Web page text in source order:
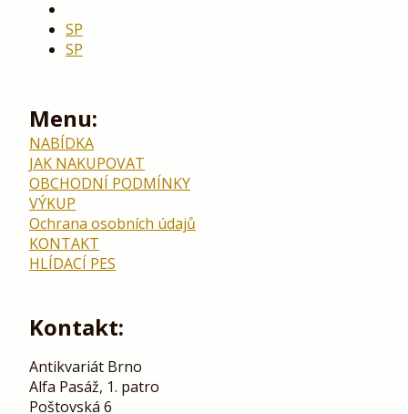
SP
SP
Menu:
NABÍDKA
JAK NAKUPOVAT
OBCHODNÍ PODMÍNKY
VÝKUP
Ochrana osobních údajů
KONTAKT
HLÍDACÍ PES
Kontakt:
Antikvariát Brno
Alfa Pasáž, 1. patro
Poštovská 6